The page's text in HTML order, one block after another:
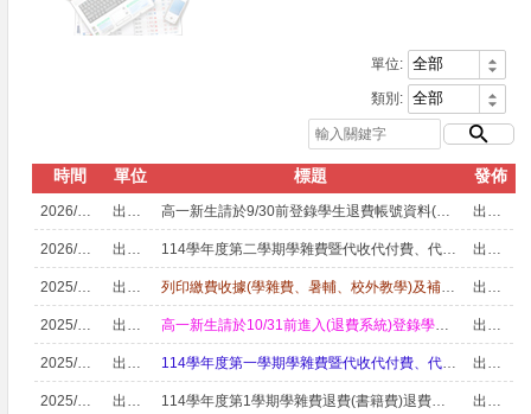
單位:
類別:
時間 單位 標題 發佈
2026/08/03 出納組 高一新生請於9/30前登錄學生退費帳號資料(退費系統) 出納組組長
2026/02/12 出納組 114學年度第二學期學雜費暨代收代付費、代收代辦費收費標準表 出納組組長
2025/10/16 出納組 列印繳費收據(學雜費、暑輔、校外教學)及補印繳費單步驟 出納組組長
2025/10/16 出納組 高一新生請於10/31前進入(退費系統)登錄學生退費帳號資料 出納組組長
2025/10/07 出納組 114學年度第一學期學雜費暨代收代付費、代收代辦費收費標準表 出納組組長
2025/10/03 出納組 114學年度第1學期學雜費退費(書籍費)退費已於114/10/3匯入學生個人金融帳戶，符合資格的同學請自行前往金融機構提款機補摺確認。 出納組組長